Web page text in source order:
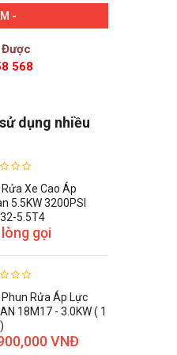
-
Được
568
dụng nhiều
Rửa Xe Cao Áp
5.5KW 3200PSI
5.5T4
gọi
Phun Rửa Áp Lực
18M17 - 3.0KW ( 1
VNĐ